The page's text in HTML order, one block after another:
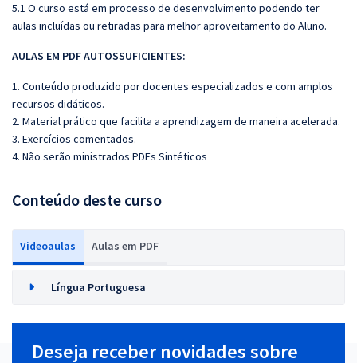
5.1 O curso está em processo de desenvolvimento podendo ter
aulas incluídas ou retiradas para melhor aproveitamento do Aluno.
AULAS EM PDF AUTOSSUFICIENTES:
1. Conteúdo produzido por docentes especializados e com amplos
recursos didáticos.
2. Material prático que facilita a aprendizagem de maneira acelerada.
3. Exercícios comentados.
4. Não serão ministrados PDFs Sintéticos
Conteúdo deste curso
Videoaulas Aulas em PDF
Língua Portuguesa
Deseja receber novidades sobre